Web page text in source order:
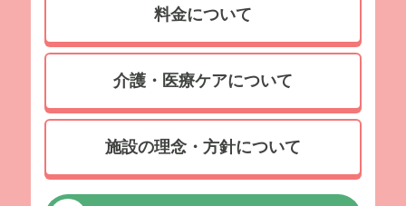
料金について
介護・医療ケアについて
施設の理念・方針について